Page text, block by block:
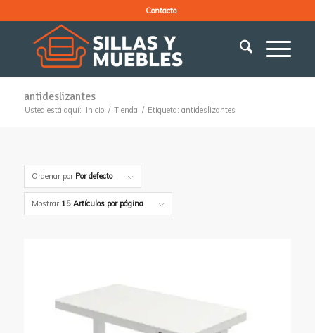
Contacto
antideslizantes
Usted está aquí: Inicio / Tienda / Etiqueta: antideslizantes
Ordenar por Por defecto
Mostrar 15 Artículos por página